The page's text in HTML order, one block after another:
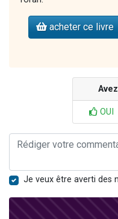
acheter ce livre
OUI
Je veux être averti des